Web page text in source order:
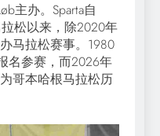
主办。Sparta自
松以来，除2020年
马拉松赛事。1980
名参赛，而2026年
哥本哈根马拉松历